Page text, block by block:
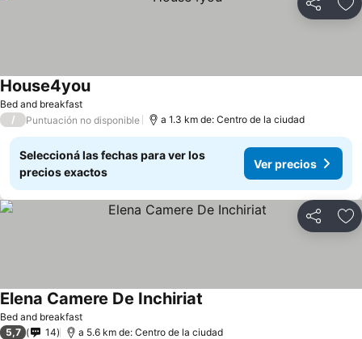
Compartir
Bed and breakfast
House4you
/ Puntuación no disponible a 1.3 km de: Centro de la ciudad
Seleccioná las fechas para ver los
precios exactos
Ver precios
Compartir
Bed and breakfast
Elena Camere De Inchiriat
5,7 14 a 5.6 km de: Centro de la ciudad